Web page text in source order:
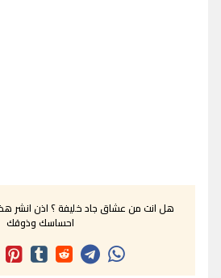
هل انت من عشاق جاد خليفة ؟ اذن انشر
احساسك وذوقك